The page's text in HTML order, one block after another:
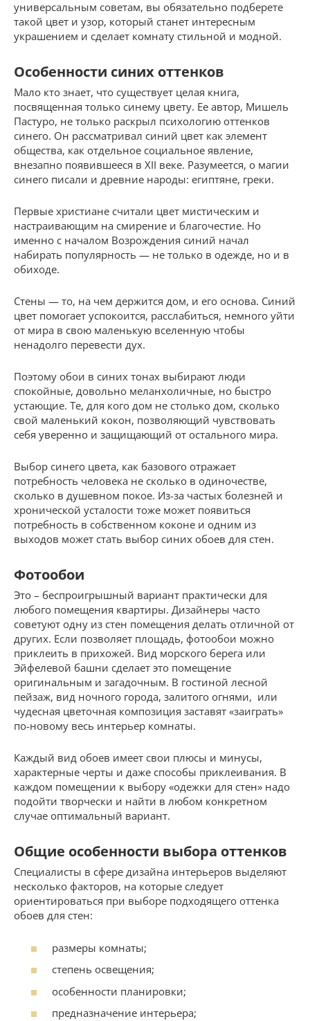
универсальным советам, вы обязательно подберете
такой цвет и узор, который станет интересным
украшением и сделает комнату стильной и модной.
Особенности синих оттенков
Мало кто знает, что существует целая книга,
посвященная только синему цвету. Ее автор, Мишель
Пастуро, не только раскрыл психологию оттенков
синего. Он рассматривал синий цвет как элемент
общества, как отдельное социальное явление,
внезапно появившееся в XII веке. Разумеется, о магии
синего писали и древние народы: египтяне, греки.
Первые христиане считали цвет мистическим и
настраивающим на смирение и благочестие. Но
именно с началом Возрождения синий начал
набирать популярность — не только в одежде, но и в
обиходе.
Стены — то, на чем держится дом, и его основа. Синий
цвет помогает успокоится, расслабиться, немного уйти
от мира в свою маленькую вселенную чтобы
ненадолго перевести дух.
Поэтому обои в синих тонах выбирают люди
спокойные, довольно меланхоличные, но быстро
устающие. Те, для кого дом не столько дом, сколько
свой маленький кокон, позволяющий чувствовать
себя уверенно и защищающий от остального мира.
Выбор синего цвета, как базового отражает
потребность человека не сколько в одиночестве,
сколько в душевном покое. Из-за частых болезней и
хронической усталости тоже может появиться
потребность в собственном коконе и одним из
выходов может стать выбор синих обоев для стен.
Фотообои
Это – беспроигрышный вариант практически для
любого помещения квартиры. Дизайнеры часто
советуют одну из стен помещения делать отличной от
других. Если позволяет площадь, фотообои можно
приклеить в прихожей. Вид морского берега или
Эйфелевой башни сделает это помещение
оригинальным и загадочным. В гостиной лесной
пейзаж, вид ночного города, залитого огнями, или
чудесная цветочная композиция заставят «заиграть»
по-новому весь интерьер комнаты.
Каждый вид обоев имеет свои плюсы и минусы,
характерные черты и даже способы приклеивания. В
каждом помещении к выбору «одежки для стен» надо
подойти творчески и найти в любом конкретном
случае оптимальный вариант.
Общие особенности выбора оттенков
Специалисты в сфере дизайна интерьеров выделяют
несколько факторов, на которые следует
ориентироваться при выборе подходящего оттенка
обоев для стен:
размеры комнаты;
степень освещения;
особенности планировки;
предназначение интерьера;